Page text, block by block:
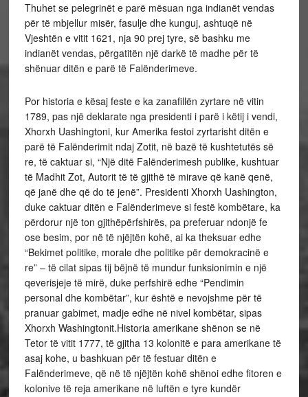
Thuhet se pelegrinët e parë mësuan nga indianët vendas
për të mbjellur misër, fasulje dhe kunguj, ashtuqë në
Vjeshtën e vitit 1621, nja 90 prej tyre, së bashku me
indianët vendas, përgatitën një darkë të madhe për të
shënuar ditën e parë të Falënderimeve.
Por historia e kësaj feste e ka zanafillën zyrtare në vitin
1789, pas një deklarate nga presidenti i parë i këtij i vendi,
Xhorxh Uashingtoni, kur Amerika festoi zyrtarisht ditën e
parë të Falënderimit ndaj Zotit, në bazë të kushtetutës së
re, të caktuar si, “Një ditë Falënderimesh publike, kushtuar
të Madhit Zot, Autorit të të gjithë të mirave që kanë qenë,
që janë dhe që do të jenë”. Presidenti Xhorxh Uashington,
duke caktuar ditën e Falënderimeve si festë kombëtare, ka
përdorur një ton gjithëpërfshirës, pa preferuar ndonjë fe
ose besim, por në të njëjtën kohë, ai ka theksuar edhe
“Bekimet politike, morale dhe politike për demokracinë e
re” – të cilat sipas tij bëjnë të mundur funksionimin e një
qeverisjeje të mirë, duke perfshirë edhe “Pendimin
personal dhe kombëtar”, kur është e nevojshme për të
pranuar gabimet, madje edhe në nivel kombëtar, sipas
Xhorxh Washingtonit.Historia amerikane shënon se në
Tetor të vitit 1777, të gjitha 13 kolonitë e para amerikane të
asaj kohe, u bashkuan për të festuar ditën e
Falënderimeve, që në të njëjtën kohë shënoi edhe fitoren e
kolonive të reja amerikane në luftën e tyre kundër